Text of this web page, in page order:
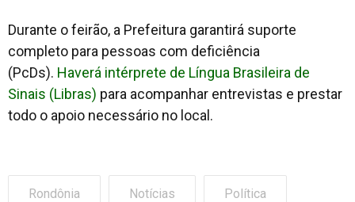
Durante o feirão, a Prefeitura garantirá suporte
completo para pessoas com deficiência
(PcDs). Haverá intérprete de Língua Brasileira de
Sinais (Libras) para acompanhar entrevistas e prestar
todo o apoio necessário no local.
Rondônia Notícias Política